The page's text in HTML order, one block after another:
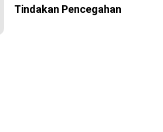
Tindakan Pencegahan